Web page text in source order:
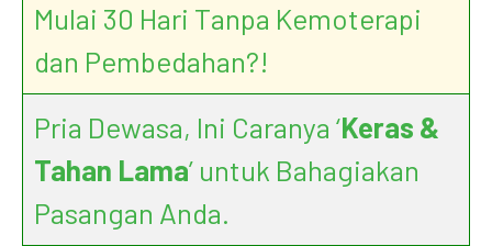
Mulai 30 Hari Tanpa Kemoterapi
dan Pembedahan?!
Pria Dewasa, Ini Caranya ‘Keras &
Tahan Lama’ untuk Bahagiakan
Pasangan Anda.